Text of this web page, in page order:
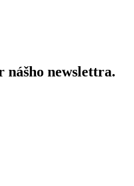
nášho newslettra.